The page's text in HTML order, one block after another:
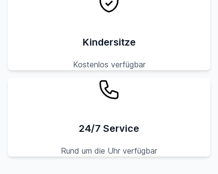
Kindersitze
Kostenlos verfügbar
24/7 Service
Rund um die Uhr verfügbar